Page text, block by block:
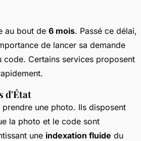
au bout de 6 mois. Passé ce délai,
de lancer sa demande
code. Certains services proposent
d'État
une photo. Ils disposent
la photo et le code sont
une indexation fluide du